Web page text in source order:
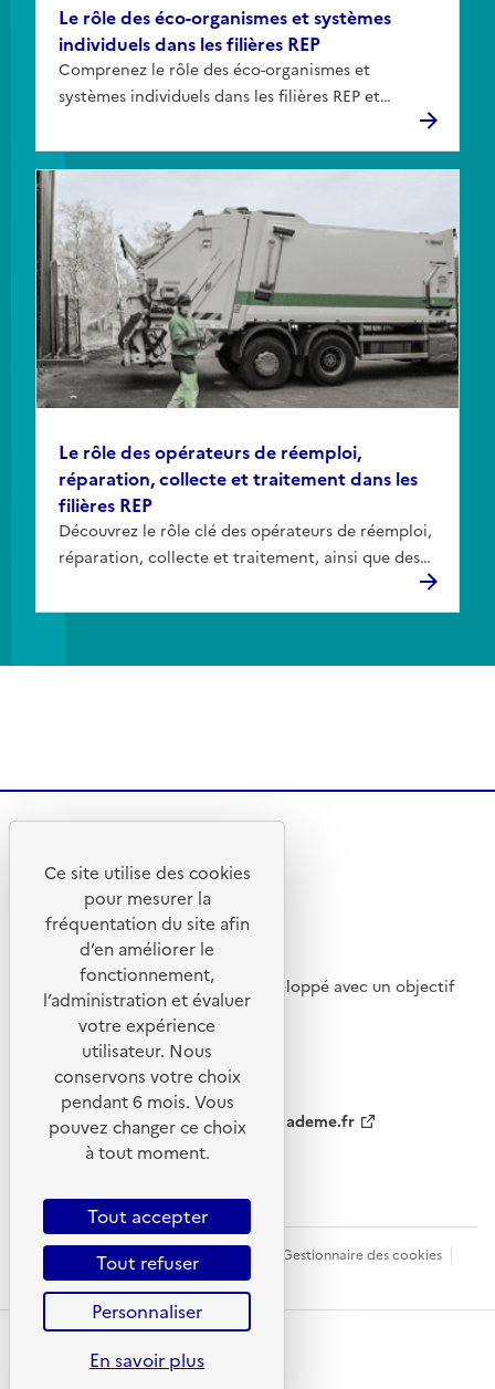
Le rôle des éco-organismes et systèmes
individuels dans les filières REP
Comprenez le rôle des éco-organismes et
systèmes individuels dans les filières REP et
comment remplir vos obligations réglementaires.
Le rôle des opérateurs de réemploi,
réparation, collecte et traitement dans les
filières REP
Découvrez le rôle clé des opérateurs de réemploi,
réparation, collecte et traitement, ainsi que des
Ce site internet a été pensé et développé avec un objectif
d’écoconception.
ademe.fr
agirpourlatransition.ademe.fr
Plan du site CGU Mentions légales
Gestionnaire des cookies
Accessibilité : partiellement conforme
Ce site utilise des cookies
pour mesurer la
fréquentation du site afin
d’en améliorer le
fonctionnement,
l’administration et évaluer
votre expérience
utilisateur. Nous
conservons votre choix
pendant 6 mois. Vous
pouvez changer ce choix
à tout moment.
Tout accepter
Tout refuser
Personnaliser
En savoir plus